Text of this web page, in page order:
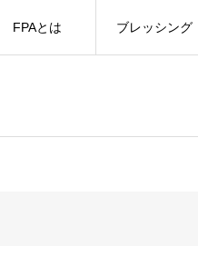
FPAとは ブレッシング